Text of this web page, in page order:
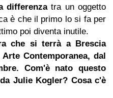
differenzatra un oggetto
è che il primo lo si fa per
poi diventa inutile.
che si terrà a Brescia
Contemporanea, dal
Com'è nato questo
Julie Kogler? Cosa c'è